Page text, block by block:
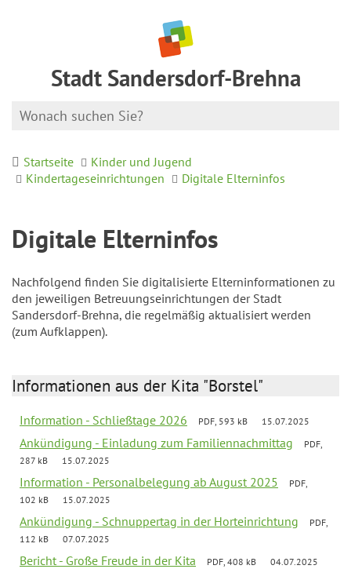
Stadt Sandersdorf-Brehna
Startseite
Kinder und Jugend
Kindertageseinrichtungen
Digitale Elterninfos
Digitale Elterninfos
Nachfolgend finden Sie digitalisierte Elterninformationen zu
den jeweiligen Betreuungseinrichtungen der Stadt
Sandersdorf-Brehna, die regelmäßig aktualisiert werden
(zum Aufklappen).
Informationen aus der Kita "Borstel"
Information - Schließtage 2026 PDF, 593 kB 15.07.2025
Ankündigung - Einladung zum Familiennachmittag
PDF,
287 kB
15.07.2025
Information - Personalbelegung ab August 2025
PDF,
102 kB
15.07.2025
Ankündigung - Schnuppertag in der Horteinrichtung
PDF,
112 kB
07.07.2025
Bericht - Große Freude in der Kita PDF, 408 kB 04.07.2025